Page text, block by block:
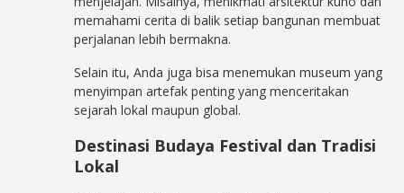
memahami cerita di balik setiap bangunan membuat
perjalanan lebih bermakna.
Selain itu, Anda juga bisa menemukan museum yang
menyimpan artefak penting yang menceritakan
sejarah lokal maupun global.
Destinasi Budaya Festival dan Tradisi
Lokal